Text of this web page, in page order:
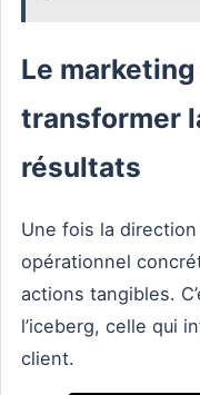
Le
transformer
résultats
Une fois la
opérationnel
actions tangibles.
l’iceberg, celle qui
client.